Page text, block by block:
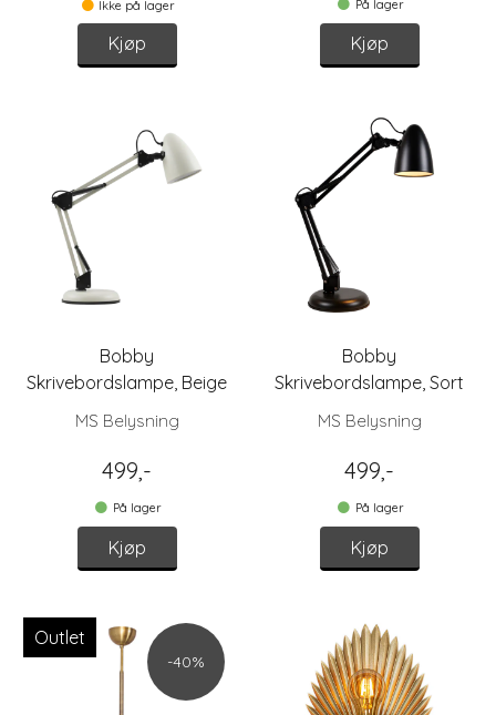
Ikke på lager
Kjøp
På lager
Kjøp
Bobby
Skrivebordslampe, Beige
MS Belysning
499,-
På lager
Kjøp
Bobby
Skrivebordslampe, Sort
MS Belysning
499,-
På lager
Kjøp
Outlet
-40%